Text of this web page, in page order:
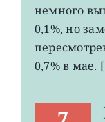
немного
0,1%, но
0,7% в мае.